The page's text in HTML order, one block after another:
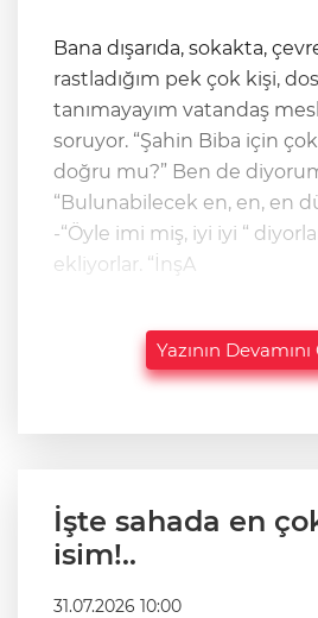
Bana dışarıda, sokakta,
rastladığım pek çok kişi,
tanımayayım vatandaş
soruyor. “Şahin Biba için çok dürüst diyorlar,
doğru mu?” Ben de diyorum ki;
“Bulunabilecek en, en, en
-“Öyle imi miş, iyi iyi “ diyorlar. Sonra
ekliyorlar. “İnşA
Yazının
İşte sahada en
isim!..
31.07.2026 10:00